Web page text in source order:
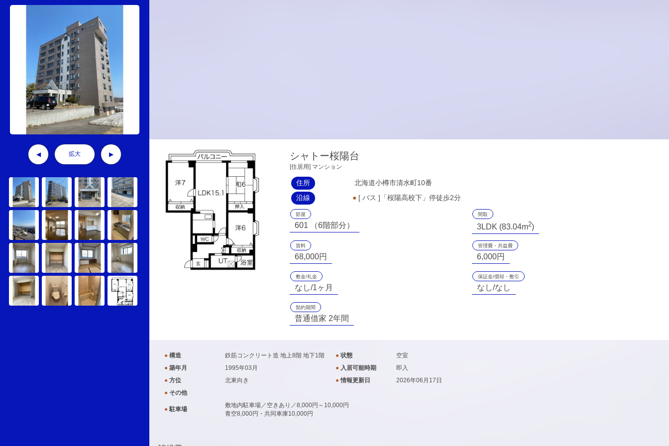
◀ 拡大 ▶ シャトー桜陽台
[住居用] マンション
住所
北海道小樽市清水町10番
沿線
● [ バス ]「桜陽高校下」停徒歩2分
部屋 間取
601 （6階部分） 3LDK (83.04m2)
賃料 管理費・共益費
68,000円 6,000円
敷金/礼金 保証金/償却・敷引
なし/1ヶ月 なし/なし
契約期間
普通借家 2年間
● 構造 鉄筋コンクリート造 地上8階 地下1階 ●状態
空室
● 築年月 1995年03月 ● 入居可能時期
即入
● 方位 北東向き ●情報更新日
2026年06月17日
● その他
●駐車場
敷地内駐車場／空きあり／8,000円～10,000円
青空8,000円・共同車庫10,000円